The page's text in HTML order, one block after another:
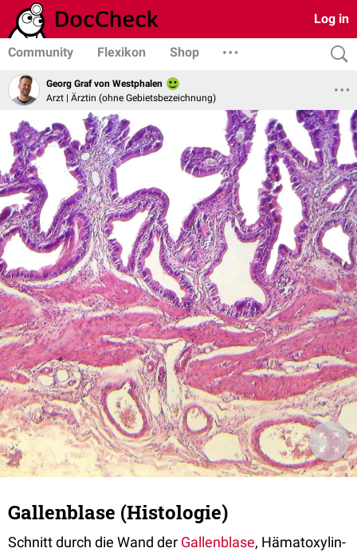
Log in
Community Flexikon Shop
Georg Graf von Westphalen
Arzt | Ärztin (ohne Gebietsbezeichnung)
Gallenblase (Histologie)
Schnitt durch die Wand der Gallenblase, Hämatoxylin-